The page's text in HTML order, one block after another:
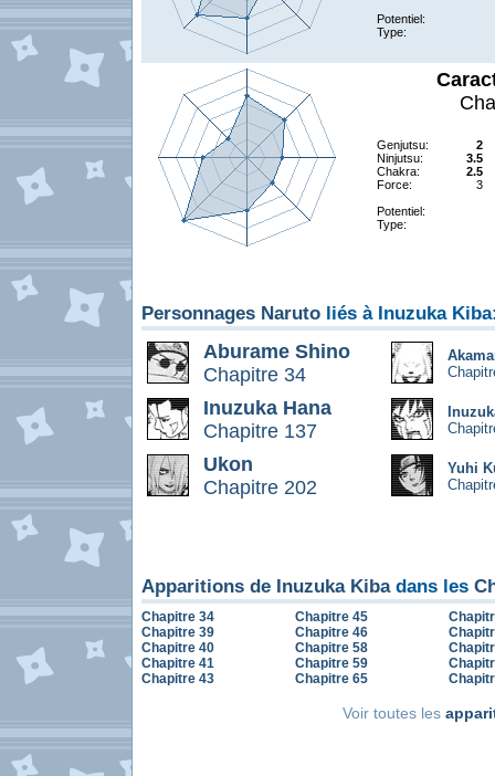
Potentiel:
Type:
Genjutsu:
2
Ninjutsu:
3.5
Chakra:
2.5
Force:
3
Potentiel:
Type:
Personnages Naruto liés à Inuzuka
Aburame Shino
Chapitre 34
Inuzuka Hana
Chapitre 137
Ukon
Chapitre 202
Yuhi
Apparitions de Inuzuka Kibadans les
Chapitre 34
Chapitre 39
Chapitre 40
Chapitre 41
Chapitre 43
Chapitre 45
Chapitre 46
Chapitre 58
Chapitre 59
Chapitre 65
Voir toutes les